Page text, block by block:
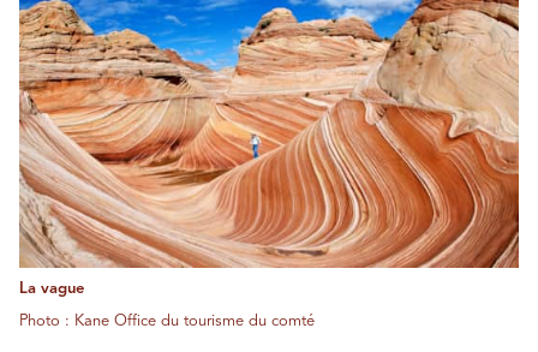
La vague
Photo : Kane Office du tourisme du comté